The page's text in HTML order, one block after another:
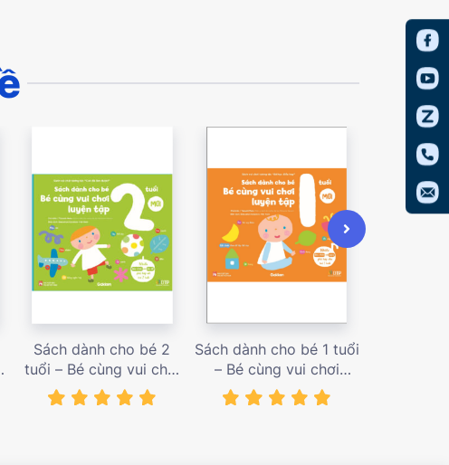
Sách dành cho bé 2
tuổi – Bé cùng vui chơi
luyện tập – Sách vui
chơi tương tác Con đã
Sách dành cho bé 1 tuổi
– Bé cùng vui chơi
luyện tập – Sách vui
chơi tương tác Bé học